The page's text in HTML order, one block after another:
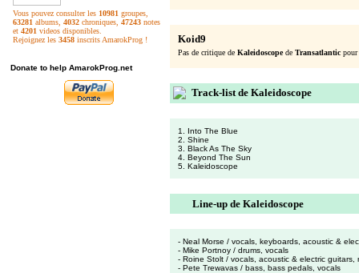
Vous pouvez consulter les 10981 groupes,
63281 albums, 4032 chroniques, 47243 notes
et 4201 videos disponibles.
Rejoignez les 3458 inscrits AmarokProg !
Donate to help AmarokProg.net
Koid9
Pas de critique de Kaleidoscopede Transatlantic
Track-list de Kaleidoscope
1. Into The Blue
2. Shine
3. Black As The Sky
4. Beyond The Sun
5. Kaleidoscope
Line-up de Kaleidoscope
- Neal Morse / vocals, keyboards, acoustic &
- Mike Portnoy / drums, vocals
- Roine Stolt / vocals, acoustic & electric guitars,
- Pete Trewavas / bass, bass pedals, vocals